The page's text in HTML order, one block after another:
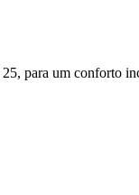
para um conforto